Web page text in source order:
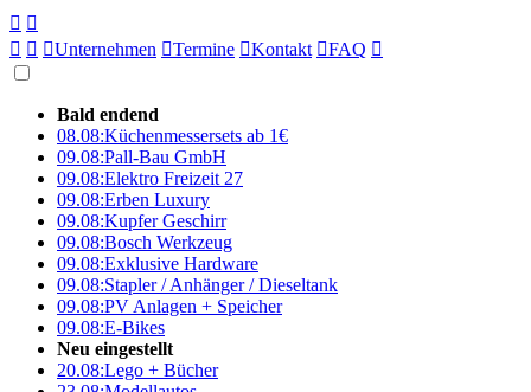
 
  Unternehmen Termine Kontakt FAQ 
Bald endend
08.08:Küchenmessersets ab 1€
09.08:Pall-Bau GmbH
09.08:Elektro Freizeit 27
09.08:Erben Luxury
09.08:Kupfer Geschirr
09.08:Bosch Werkzeug
09.08:Exklusive Hardware
09.08:Stapler / Anhänger / Dieseltank
09.08:PV Anlagen + Speicher
09.08:E-Bikes
Neu eingestellt
20.08:Lego + Bücher